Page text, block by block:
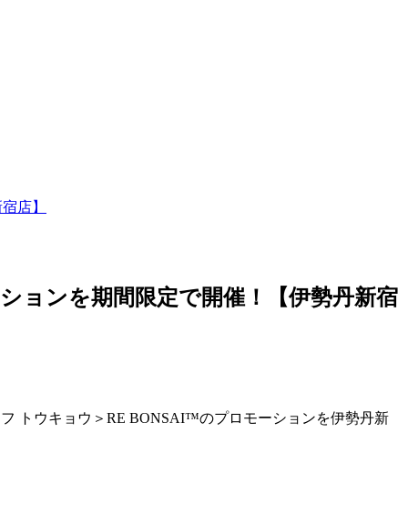
店】
ョンを期間限定で開催！【伊勢丹新宿
トウキョウ＞RE BONSAI™のプロモーションを伊勢丹新